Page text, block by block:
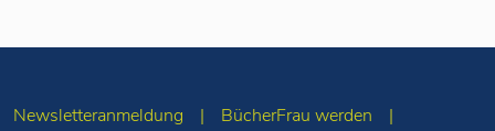
Newsletteranmeldung
BücherFrau werden